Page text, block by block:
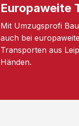
Europaweite
Mit Umzugsprofi
auch bei
Transporten aus
Händen.